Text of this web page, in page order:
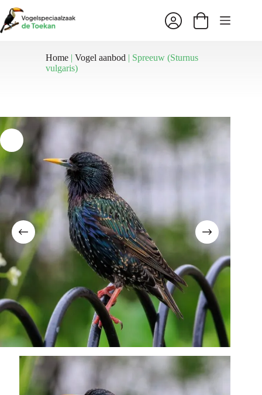
naar
de
inhoud
Winkelwagen
Home |Vogel aanbod | Spreeuw (Sturnus
vulgaris)